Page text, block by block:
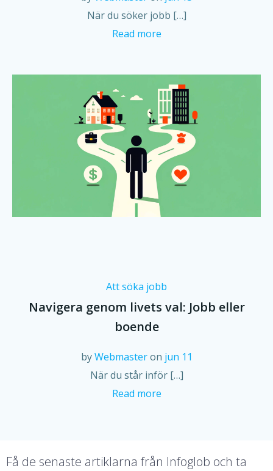
När du söker jobb […]
Read more
Att söka jobb
Navigera genom livets val: Jobb eller
boende
by Webmaster on jun 11
När du står inför […]
Read more
Få de senaste artiklarna från Infoglob och ta